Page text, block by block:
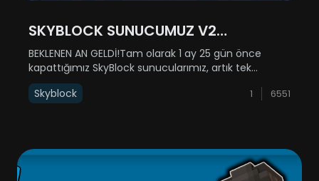
SKYBLOCK SUNUCUMUZ V2
GÜNCELLEMESİYLE AÇILIYOR!
BEKLENEN AN GELDİ!Tam olarak 1 ay 25 gün önce
kapattığımız SkyBlock sunucularımız, artık tek
sunucu halinde (SkyBlock 1-2 birleştirildi) geri
dönüyor! 31 Aralık Çarşamba günü yenilenmiş haliyle
Skyblock 1 6551